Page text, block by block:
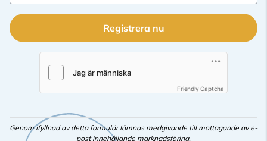
Registrera nu
Friendly Captcha
Genom ifyllnad av detta formulär lämnas medgivande till mottagande av e-
post innehållande marknadsföring.